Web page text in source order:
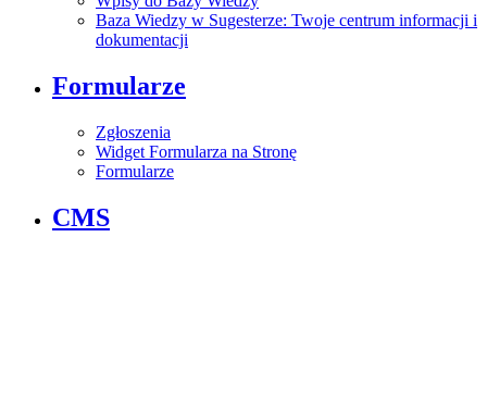
Baza Wiedzy w Sugesterze: Twoje centrum informacji i
dokumentacji
Formularze
Zgłoszenia
Widget Formularza na Stronę
Formularze
CMS